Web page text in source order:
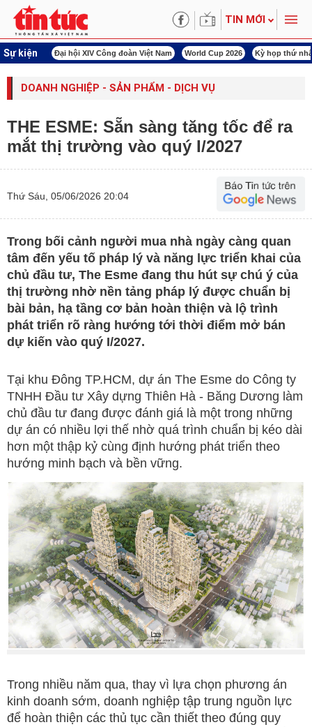
TIN MỚI
Sự kiện
ngày đêm Đại hội XIV Công đoàn Việt Nam World Cup 2026 Kỳ họp thứ
DOANH NGHIỆP - SẢN PHẨM - DỊCH VỤ
THE ESME: Sẵn sàng tăng tốc để ra
mắt thị trường vào quý I/2027
Thứ Sáu, 05/06/2026 20:04
Trong bối cảnh người mua nhà ngày càng quan
tâm đến yếu tố pháp lý và năng lực triển khai của
chủ đầu tư, The Esme đang thu hút sự chú ý của
thị trường nhờ nền tảng pháp lý được chuẩn bị
bài bản, hạ tầng cơ bản hoàn thiện và lộ trình
phát triển rõ ràng hướng tới thời điểm mở bán
dự kiến vào quý I/2027.
Tại khu Đông TP.HCM, dự án The Esme do Công ty
TNHH Đầu tư Xây dựng Thiên Hà - Băng Dương làm
chủ đầu tư đang được đánh giá là một trong những
dự án có nhiều lợi thế nhờ quá trình chuẩn bị kéo dài
hơn một thập kỷ cùng định hướng phát triển theo
hướng minh bạch và bền vững.
Trong nhiều năm qua, thay vì lựa chọn phương án
kinh doanh sớm, doanh nghiệp tập trung nguồn lực
để hoàn thiện các thủ tục cần thiết theo đúng quy